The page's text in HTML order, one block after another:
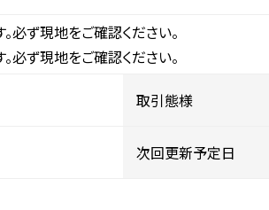
必ず現地をご確認ください。
必ず現地をご確認ください。
取引態様
次回更新予定日